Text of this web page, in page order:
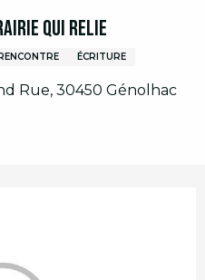
qui relie
ÉCRITURE
Rue, 30450 Génolhac